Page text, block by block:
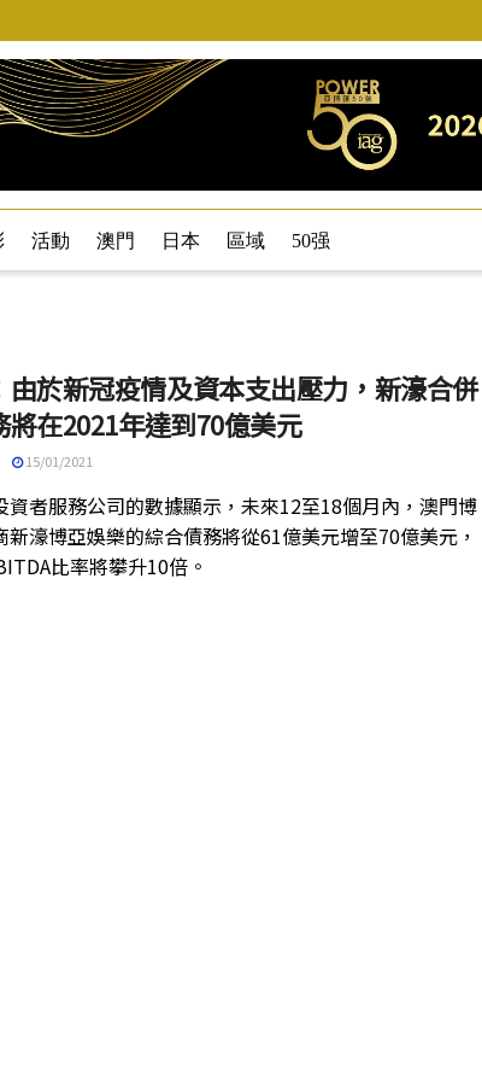
活動 澳門 日本 區域 50强
由於新冠疫情及資本支出壓力，新濠合併
將在2021年達到70億美元
15/01/2021
資者服務公司的數據顯示，未來12至18個月內，澳門博
新濠博亞娛樂的綜合債務將從61億美元增至70億美元，
比率將攀升10倍。